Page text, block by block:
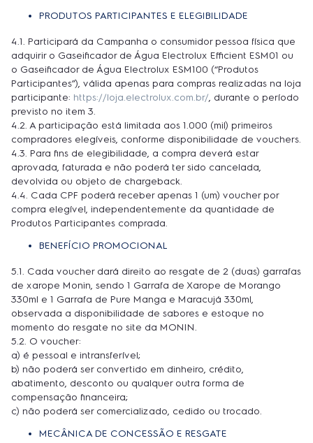
PRODUTOS PARTICIPANTES E ELEGIBILIDADE
4.1. Participará da Campanha o consumidor pessoa física que
adquirir o Gaseificador de Água Electrolux Efficient ESM01 ou
o Gaseificador de Água Electrolux ESM100 (“Produtos
Participantes”), válida apenas para compras realizadas na loja
participante: https://loja.electrolux.com.br/, durante o período
previsto no item 3.
4.2. A participação está limitada aos 1.000 (mil) primeiros
compradores elegíveis, conforme disponibilidade de vouchers.
4.3. Para fins de elegibilidade, a compra deverá estar
aprovada, faturada e não poderá ter sido cancelada,
devolvida ou objeto de chargeback.
4.4. Cada CPF poderá receber apenas 1 (um) voucher por
compra elegível, independentemente da quantidade de
Produtos Participantes comprada.
BENEFÍCIO PROMOCIONAL
5.1. Cada voucher dará direito ao resgate de 2 (duas) garrafas
de xarope Monin, sendo 1 Garrafa de Xarope de Morango
330ml e 1 Garrafa de Pure Manga e Maracujá 330ml,
observada a disponibilidade de sabores e estoque no
momento do resgate no site da MONIN.
5.2. O voucher:
a) é pessoal e intransferível;
b) não poderá ser convertido em dinheiro, crédito,
abatimento, desconto ou qualquer outra forma de
compensação financeira;
c) não poderá ser comercializado, cedido ou trocado.
MECÂNICA DE CONCESSÃO E RESGATE